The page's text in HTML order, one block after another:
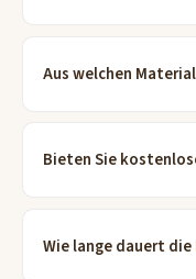
Aus welchen
Bieten Sie
Wie lange dauert die